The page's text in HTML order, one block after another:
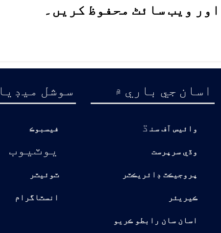
ویب سائٹ محفوظ کریں۔
اسان جي باري ۾
وائيس آف سن ڌ
وڏي سرپرست
پروجيڪٽ ڊائريڪٽر
ڪيريئر
اسان سان رابطو ڪريو
سوشل ميڊيا
فيسبوڪ
يوٽيوب
ٽوئيٽر
انسٽاگرام